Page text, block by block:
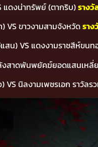
แดงน่าทรัพย์ (ตากริบ)ราง
VS ขาวงามสามจังหวัดราง
น) VS แดงงามราชสีห์ขนท
สาดพันพยัคฆ์ยอดแสนเหลี่
VS นิลงามเพชรเอก ราวัลร